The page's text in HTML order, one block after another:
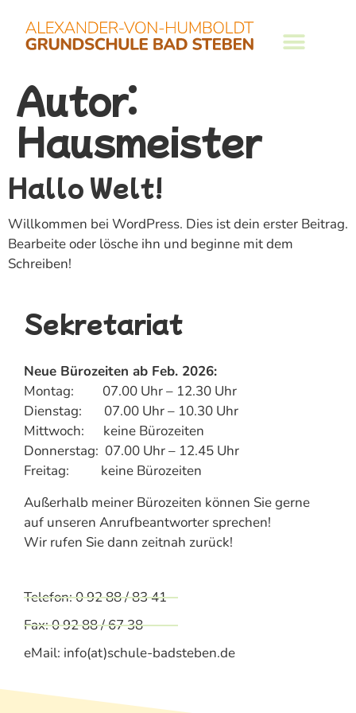
springen
Autor:
Hausmeister
Hallo Welt!
Willkommen bei WordPress. Dies ist dein erster Beitrag.
Bearbeite oder lösche ihn und beginne mit dem
Schreiben!
Sekretariat
Neue Bürozeiten ab Feb. 2026:
Montag: 07.00 Uhr – 12.30 Uhr
Dienstag: 07.00 Uhr – 10.30 Uhr
Mittwoch: keine Bürozeiten
Donnerstag: 07.00 Uhr – 12.45 Uhr
Freitag: keine Bürozeiten
Außerhalb meiner Bürozeiten können Sie gerne
auf unseren Anrufbeantworter sprechen!
Wir rufen Sie dann zeitnah zurück!
Telefon: 0 92 88 / 83 41
Fax: 0 92 88 / 67 38
eMail: info(at)schule-badsteben.de